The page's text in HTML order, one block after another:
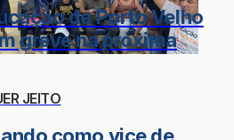
de Porto Velho
greve na próxima
JEITO